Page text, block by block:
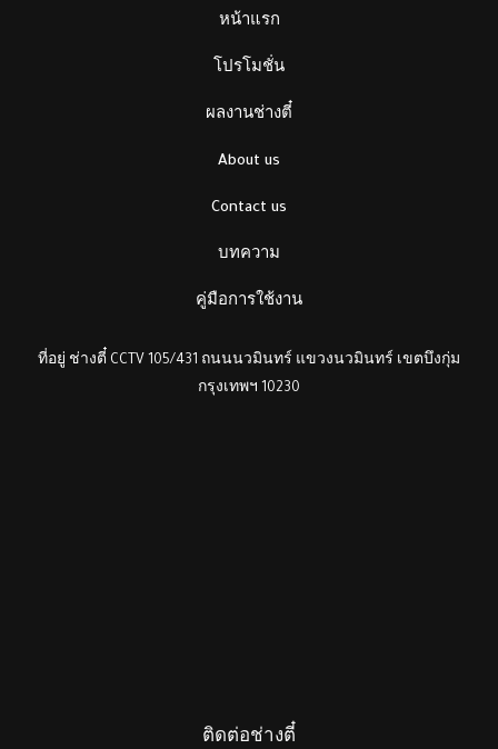
หน้าแรก
โปรโมชั่น
ผลงานช่างตี๋
About us
Contact us
บทความ
คู่มือการใช้งาน
ที่อยู่ ช่างตี๋ CCTV 105/431 ถนนนวมินทร์ แขวงนวมินทร์ เขตบึงกุ่ม
กรุงเทพฯ 10230
ติดต่อช่างตี๋